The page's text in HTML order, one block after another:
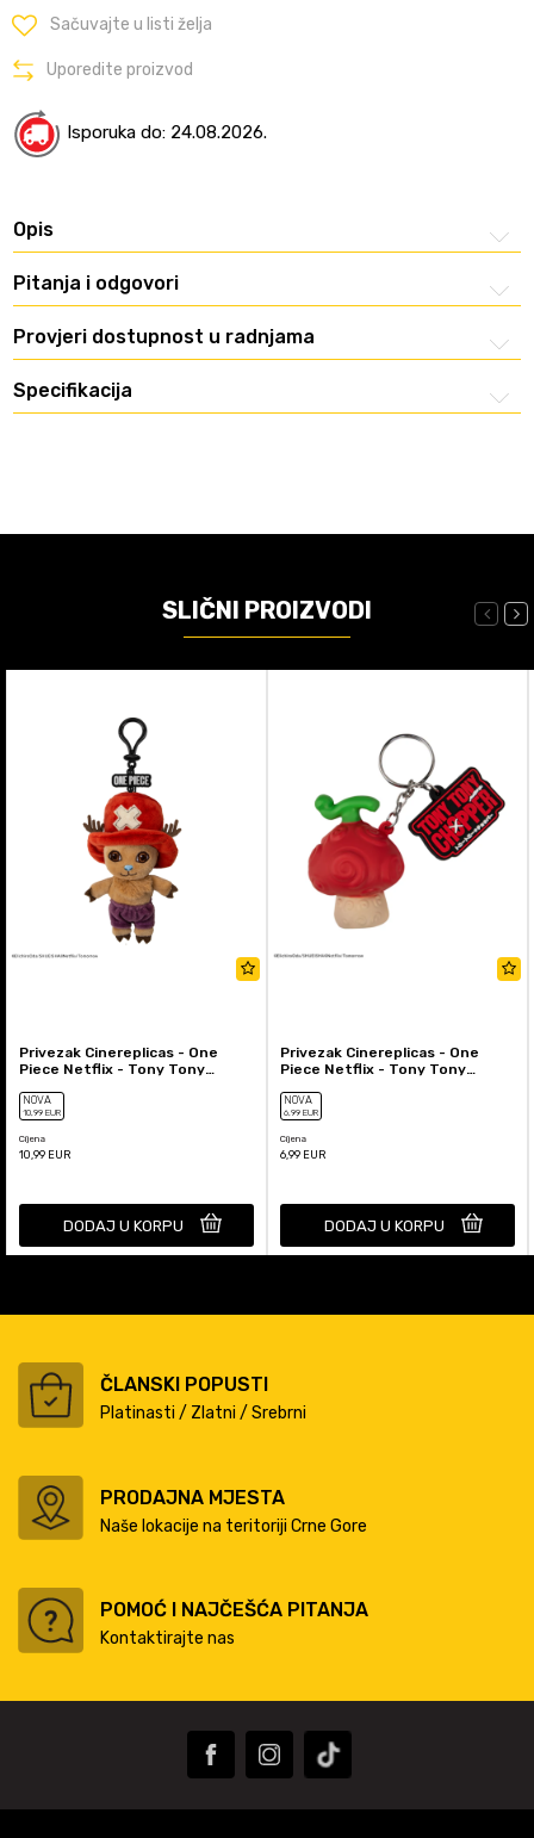
Sačuvajte u listi želja
Uporedite proizvod
Isporuka do: 24.08.2026.
Opis
Pitanja i odgovori
Provjeri dostupnost u radnjama
Specifikacija
SLIČNI PROIZVODI
Privezak Cinereplicas - One
Piece Netflix - Tony Tony
NOVA
10,99 EUR
Cijena
10,99 EUR
DODAJ U KORPU
Privezak Cinereplicas - One
Piece Netflix - Tony Tony
NOVA
6,99 EUR
Cijena
6,99 EUR
DODAJ U KORPU
ČLANSKI POPUSTI
Platinasti / Zlatni / Srebrni
PRODAJNA MJESTA
Naše lokacije na teritoriji Crne Gore
POMOĆ I NAJČEŠĆA PITANJA
Kontaktirajte nas